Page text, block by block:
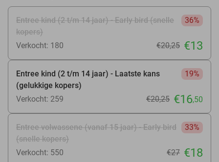
Entree kind (2 t/m 14 jaar) - Early bird (snelle
kopers)
36%
Verkocht: 180 €20,25 €13
Entree kind (2 t/m 14 jaar) - Laatste kans
(gelukkige kopers)
19%
Verkocht: 259 €20,25 €16,50
Entree volwassene (vanaf 15 jaar) - Early bird
(snelle kopers)
33%
Verkocht: 550 €27 €18